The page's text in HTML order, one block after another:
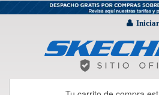
Iniciar